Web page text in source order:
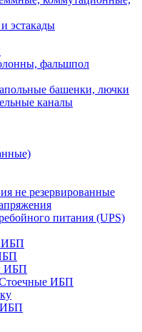
эстакады
фальшпол
башенки, лючки
каналы
не резервированные
питания (UPS)
ИБП
ИБП
ИБП
ИБП